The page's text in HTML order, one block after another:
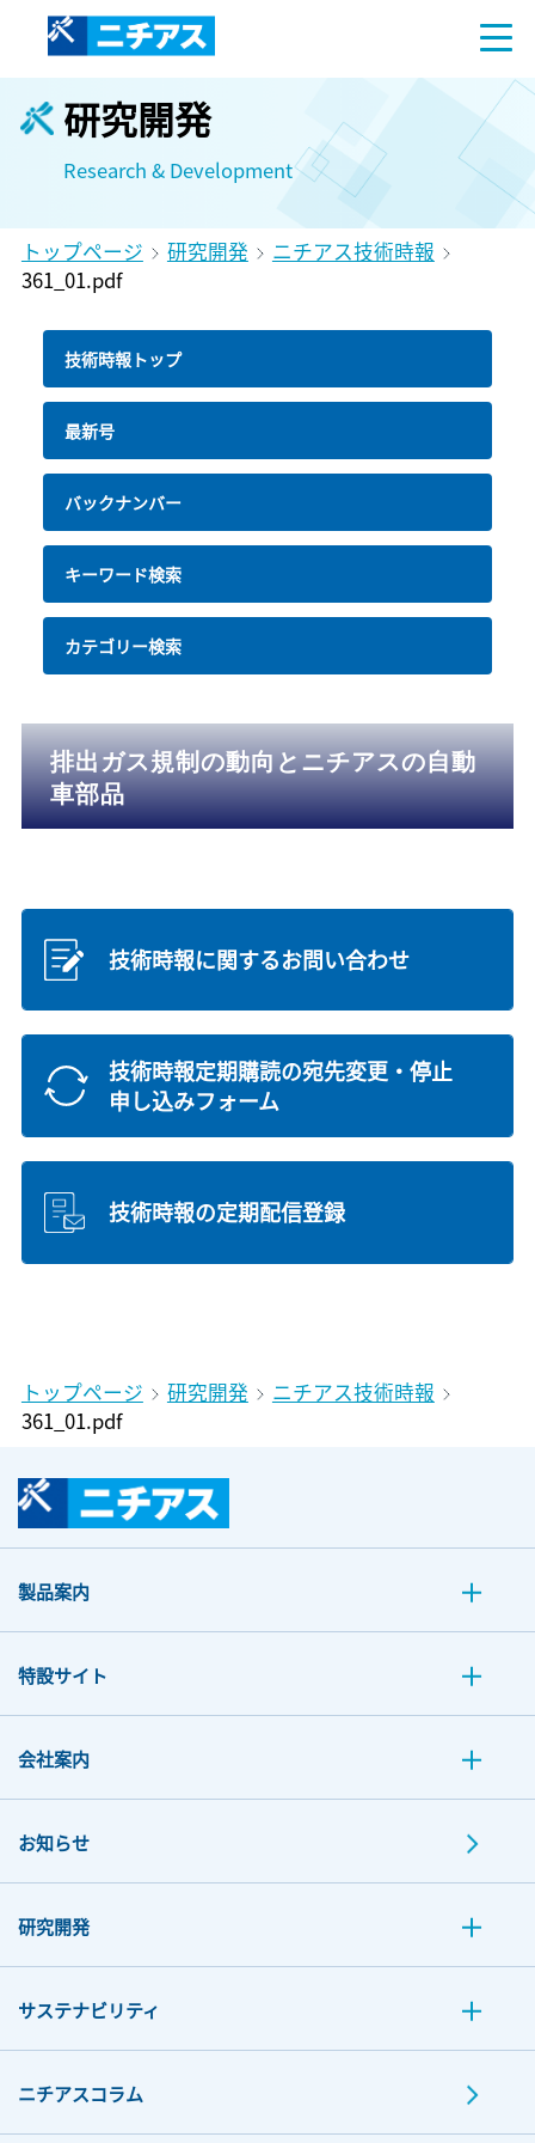
研究開発
Research & Development
トップページ 研究開発
ニチアス技術時報
361_01.pdf
技術時報トップ
最新号
バックナンバー
キーワード検索
カテゴリー検索
排出ガス規制の動向とニチアスの自動
車部品
技術時報に関するお問い合わせ
技術時報定期購読の宛先変更・停止
申し込みフォーム
技術時報の定期配信登録
トップページ 研究開発
ニチアス技術時報
361_01.pdf
製品案内
特設サイト
会社案内
お知らせ
研究開発
サステナビリティ
ニチアスコラム